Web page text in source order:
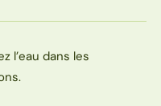
l’eau dans les